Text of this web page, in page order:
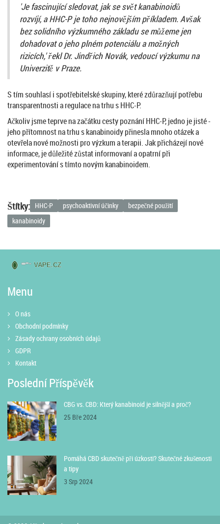
'Je fascinující sledovat, jak se svět kanabinoidů
rozvíjí, a HHC-P je toho nejnovějším příkladem. Avšak
bez solidního výzkumného základu se můžeme jen
dohadovat o jeho plném potenciálu a možných
rizicích,' řekl Dr. Jindřich Novák, vedoucí výzkumu na
Univerzitě v Praze.
S tím souhlasí i spotřebitelské skupiny, které zdůrazňují potřebu
transparentnosti a regulace na trhu s HHC-P.
Ačkoliv jsme teprve na začátku cesty poznání HHC-P, jedno je jisté -
jeho přítomnost na trhu s kanabinoidy přinesla mnoho otázek a
otevřela nové možnosti pro výzkum a terapii. Jak přicházejí nové
informace, je důležité zůstat informovaní a opatrní při
experimentování s tímto novým kanabinoidem.
Štítky: HHC-P psychoaktivní účinky
bezpečné použití
kanabinoidy
Menu
O nás
Obchodní podmínky
Zásady ochrany osobních údajů
GDPR
Kontakt
Poslední Příspěvěk
CBG vs. CBD: Který kanabinoid je silnější a proč?
25 Bře 2024
Pomáhá CBD skutečně při úzkosti? Skutečné zkušenosti
a tipy
3 Srp 2024